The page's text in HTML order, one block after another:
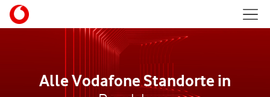
Skip to content
Alle Vodafone Standorte in